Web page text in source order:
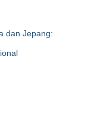
dan Jepang: